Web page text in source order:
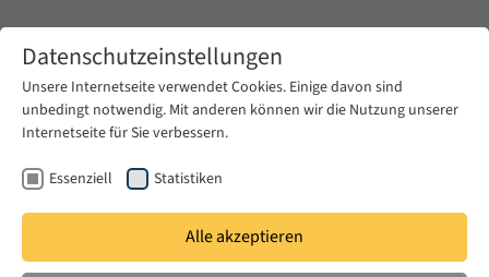
Zum Hauptinhalt springen
Datenschutzeinstellungen
Unsere Internetseite verwendet Cookies. Einige davon sind
unbedingt notwendig. Mit anderen können wir die Nutzung unserer
Internetseite für Sie verbessern.
Essenziell Statistiken
Alle akzeptieren